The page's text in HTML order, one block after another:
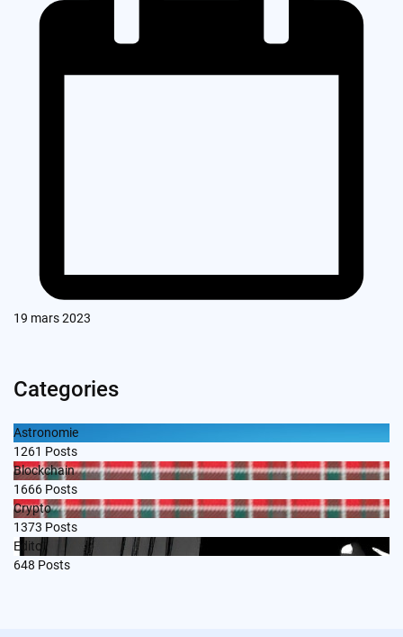
19 mars 2023
Categories
Astronomie
1261 Posts
Blockchain
1666 Posts
Crypto
1373 Posts
Edito
648 Posts